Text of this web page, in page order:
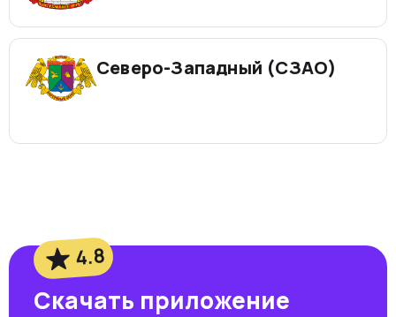
Северо-Западный (СЗАО)
4.8
Скачать приложение